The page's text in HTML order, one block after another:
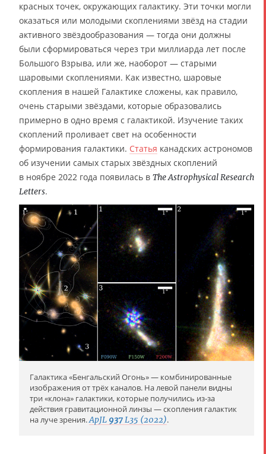
красных точек, окружающих галактику. Эти точки могли
оказаться или молодыми скоплениями звёзд на стадии
активного звёздообразования — тогда они должны
были сформироваться через три миллиарда лет после
Большого Взрыва, или же, наоборот — старыми
шаровыми скоплениями. Как известно, шаровые
скопления в нашей Галактике сложены, как правило,
очень старыми звёздами, которые образовались
примерно в одно время с галактикой. Изучение таких
скоплений проливает свет на особенности
формирования галактики. Статья канадских астрономов
об изучении самых старых звёздных скоплений
в ноябре 2022 года появилась в The Astrophysical Research
Letters.
Галактика «Бенгальский Огонь» — комбинированные
изображения от трёх каналов. На левой панели видны
три «клона» галактики, которые получились из-за
действия гравитационной линзы — скопления галактик
на луче зрения.ApJL 937L35 (2022).